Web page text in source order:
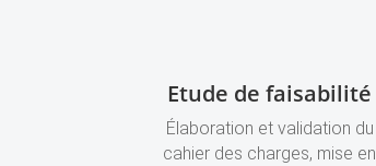
Etude de faisabilité
Élaboration et validation du
cahier des charges, mise en